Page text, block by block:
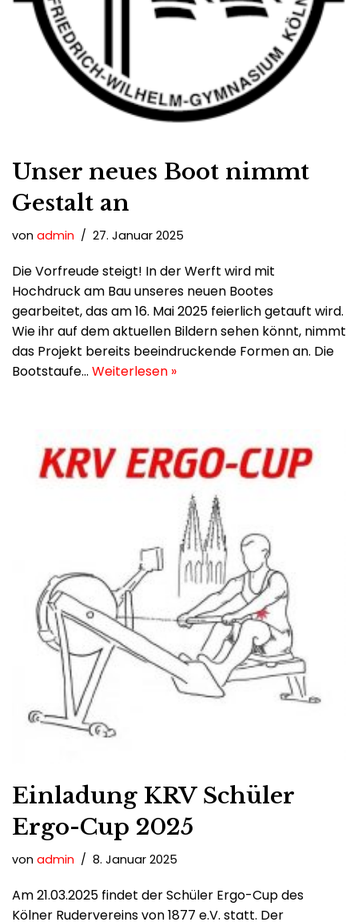
Unser neues Boot nimmt
Gestalt an
von admin 27. Januar 2025
Die Vorfreude steigt! In der Werft wird mit
Hochdruck am Bau unseres neuen Bootes
gearbeitet, das am 16. Mai 2025 feierlich getauft wird.
Wie ihr auf dem aktuellen Bildern sehen könnt, nimmt
das Projekt bereits beeindruckende Formen an. Die
Bootstaufe… Weiterlesen »
Einladung KRV Schüler
Ergo-Cup 2025
von admin 8. Januar 2025
Am 21.03.2025 findet der Schüler Ergo-Cup des
Kölner Rudervereins von 1877 e.V. statt. Der